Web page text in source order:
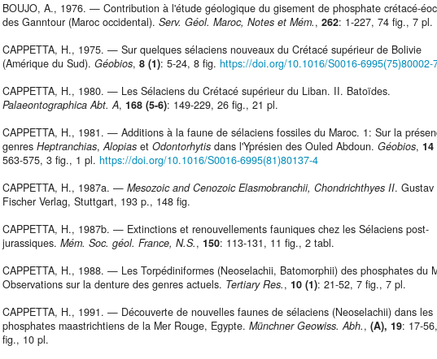
BOUJO, A., 1976. — Contribution à l'étude géologique du gisement de phosphate crétacé-
des Ganntour (Maroc occidental). Serv. Géol. Maroc, Notes et Mém., 262: 1-227, 74 fig., 7 pl.
CAPPETTA, H., 1975. — Sur quelques sélaciens nouveaux du Crétacé supérieur de Bolivie
(Amérique du Sud). Géobios, 8 (1): 5-24, 8 fig. https://doi.org/10.1016/S0016-6995(75)80002-
CAPPETTA, H., 1980. — Les Sélaciens du Crétacé supérieur du Liban. II. Batoïdes.
Palaeontographica Abt. A, 168 (5-6): 149-229, 26 fig., 21 pl.
CAPPETTA, H., 1981. — Additions à la faune de sélaciens fossiles du Maroc. 1: Sur la
genres Heptranchias,Alopias et Odontorhytis dans l'Yprésien des Ouled Abdoun. Géobios, 14
563-575, 3 fig., 1 pl. https://doi.org/10.1016/S0016-6995(81)80137-4
CAPPETTA, H., 1987a. — Mesozoic and Cenozoic Elasmobranchii, Chondrichthyes II. Gustav
Fischer Verlag, Stuttgart, 193 p., 148 fig.
CAPPETTA, H., 1987b. — Extinctions et renouvellements fauniques chez les Sélaciens post-
jurassiques. Mém. Soc. géol. France, N.S., 150: 113-131, 11 fig., 2 tabl.
CAPPETTA, H., 1988. — Les Torpédiniformes (Neoselachii, Batomorphii) des phosphates du
Observations sur la denture des genres actuels. Tertiary Res., 10 (1): 21-52, 7 fig., 7 pl.
CAPPETTA, H., 1991. — Découverte de nouvelles faunes de sélaciens (Neoselachii) dans les
phosphates maastrichtiens de la Mer Rouge, Egypte. Münchner Geowiss. Abh., (A), 19: 17-
fig., 10 pl.